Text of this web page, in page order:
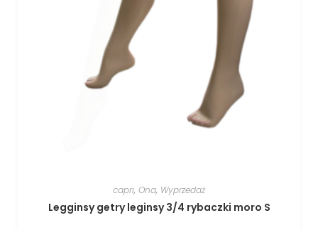
capri, Ona, Wyprzedaż
Legginsy getry leginsy 3/4 rybaczki moro S